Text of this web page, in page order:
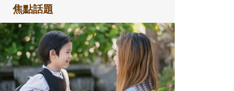
焦點話題
和孩子一起長大的那個男人│讀
懂父親的不同模樣
沒有人天生就擅長當爸爸！男人總是